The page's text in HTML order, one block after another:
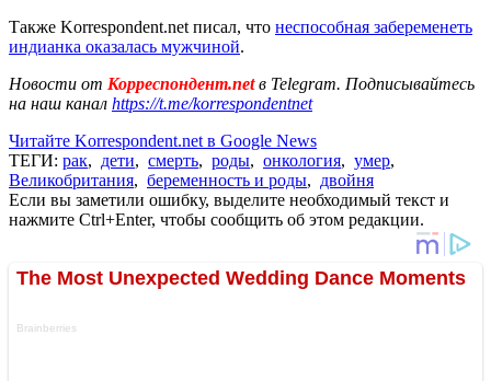
Также Korrespondent.net писал, что неспособная забеременеть
индианка оказалась мужчиной.
Новости от Корреспондент.netв Telegram. Подписывайтесь
на наш канал https://t.me/korrespondentnet
Читайте Korrespondent.net в Google News
ТЕГИ: рак, дети, смерть, роды, онкология, умер,
Великобритания, беременность и роды, двойня
Если вы заметили ошибку, выделите необходимый текст и
нажмите Ctrl+Enter, чтобы сообщить об этом редакции.